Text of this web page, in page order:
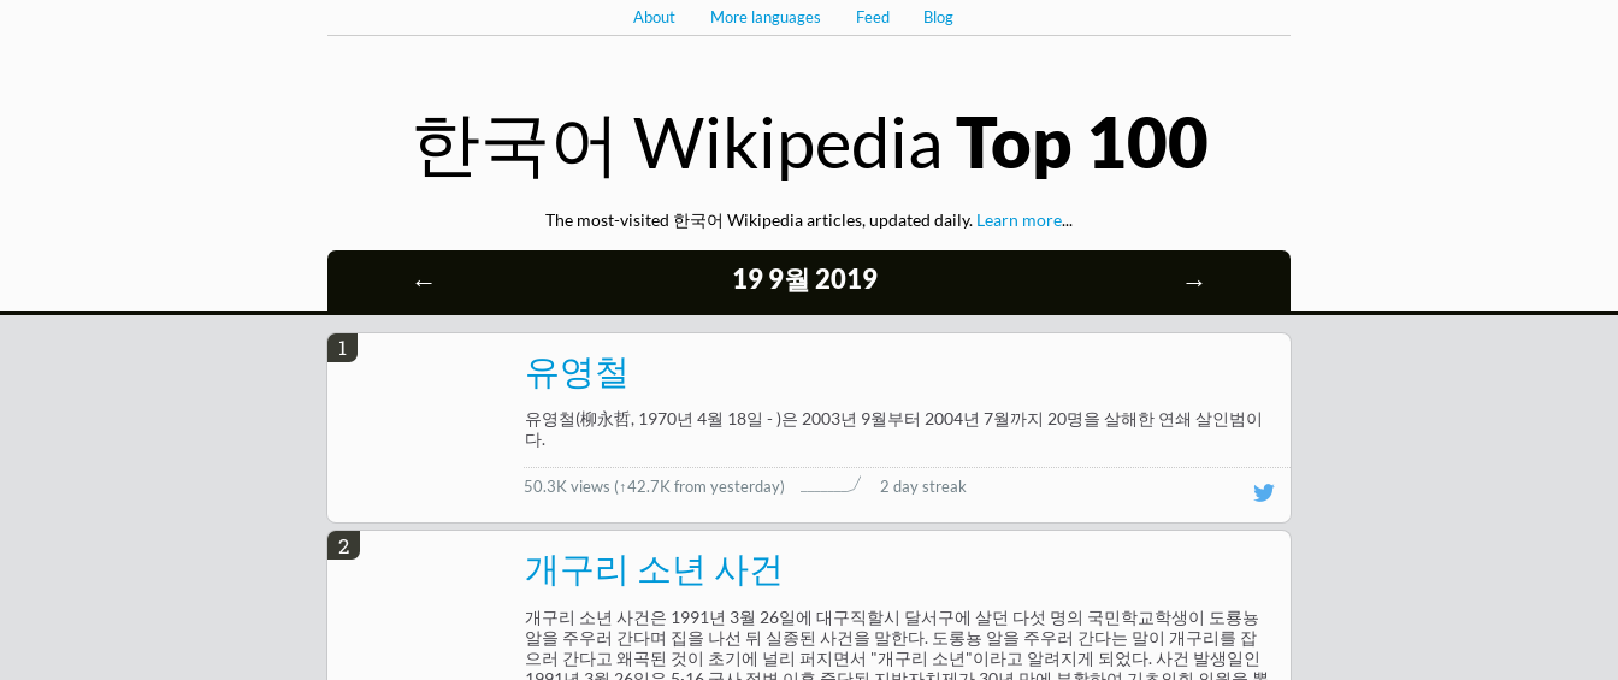
About More languages Feed Blog
한국어 Wikipedia Top 100
The most-visited 한국어 Wikipedia articles, updated daily. Learn more...
← 19 9월 2019 →
1
유영철
유영철(柳永哲, 1970년 4월 18일 - )은 2003년 9월부터 2004년 7월까지 20명을 살해한 연쇄 살인범이
다.
50.3K views (↑42.7K from yesterday) 2 day streak
2
개구리 소년 사건
개구리 소년 사건은 1991년 3월 26일에 대구직할시 달서구에 살던 다섯 명의 국민학교학생이 도룡뇽
알을 주우러 간다며 집을 나선 뒤 실종된 사건을 말한다. 도롱뇽 알을 주우러 간다는 말이 개구리를 잡
으러 간다고 왜곡된 것이 초기에 널리 퍼지면서 "개구리 소년"이라고 알려지게 되었다. 사건 발생일인